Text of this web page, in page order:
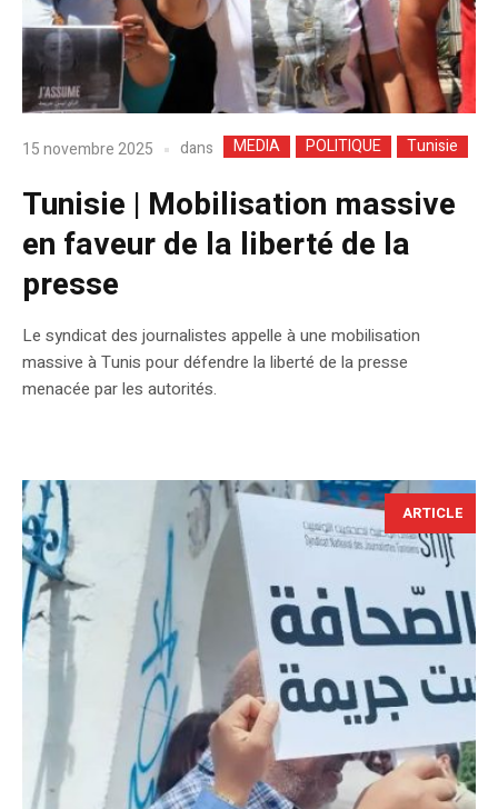
15 novembre 2025 dans MEDIA POLITIQUE Tunisie
Tunisie | Mobilisation massive
en faveur de la liberté de la
presse
Le syndicat des journalistes appelle à une mobilisation
massive à Tunis pour défendre la liberté de la presse
menacée par les autorités.
ARTICLE